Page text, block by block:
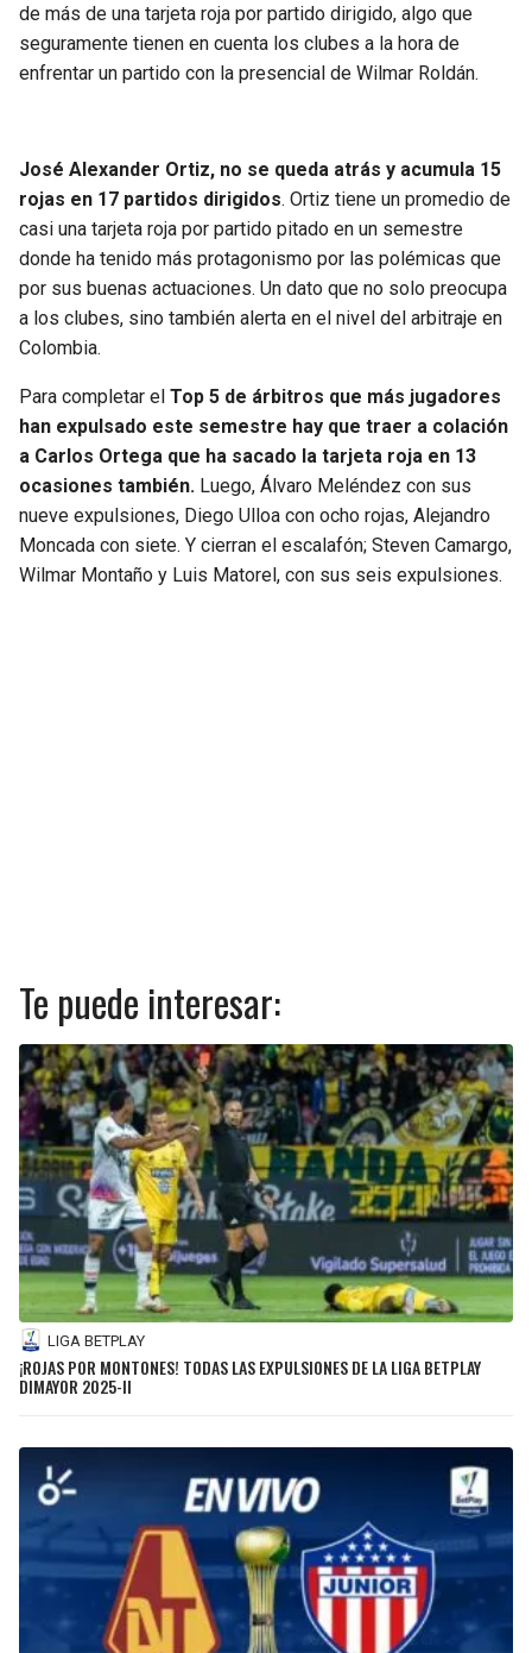
de más de una tarjeta roja por partido dirigido, algo que
seguramente tienen en cuenta los clubes a la hora de
enfrentar un partido con la presencial de Wilmar Roldán.
José Alexander Ortiz, no se queda atrás y acumula 15
rojas en 17 partidos dirigidos. Ortiz tiene un promedio de
casi una tarjeta roja por partido pitado en un semestre
donde ha tenido más protagonismo por las polémicas que
por sus buenas actuaciones. Un dato que no solo preocupa
a los clubes, sino también alerta en el nivel del arbitraje en
Colombia.
Para completar el Top 5 de árbitros que más jugadores
han expulsado este semestre hay que traer a colación
a Carlos Ortega que ha sacado la tarjeta roja en 13
ocasiones también. Luego, Álvaro Meléndez con sus
nueve expulsiones, Diego Ulloa con ocho rojas, Alejandro
Moncada con siete. Y cierran el escalafón; Steven Camargo,
Wilmar Montaño y Luis Matorel, con sus seis expulsiones.
Te puede interesar:
LIGA BETPLAY
¡ROJAS POR MONTONES! TODAS LAS EXPULSIONES DE LA LIGA BETPLAY
DIMAYOR 2025-II